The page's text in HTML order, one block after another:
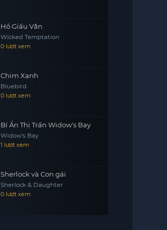
Hổ Giấu Vằn
Wicked Temptation
0 lượt xem
Chim Xanh
Bluebird
0 lượt xem
Bí Ẩn Thị Trấn Widow's Bay
Widow's Bay
1 lượt xem
Sherlock và Con gái
Sherlock & Daughter
0 lượt xem